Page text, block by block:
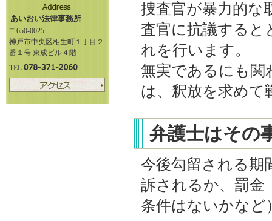
あいおい法律事務所
〒650-0025
神戸市中央区相生町１丁目２
番１号 東成ビル４階
TEL:
捜査官が暴力的な
査官に抗議すると
れを行います。
無実であるにも関
は、釈放を求めて
弁護士はその
今後勾留される期
訴されるか、罰金
条件はないかなど